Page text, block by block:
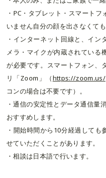
・PC・タブレット・スマート
いません自分の顔を出さなくても
・インターネット回線と、イン
メラ・マイクが内蔵されている
が必要です。スマートフォン、
リ「Zoom」（https://zoom.us/
コンの場合は不要です）。
・通信の安定性とデータ通信量
おすすめします。
・開始時間から10分経過して
せていただくことがあります。
・相談は日本語で行います。